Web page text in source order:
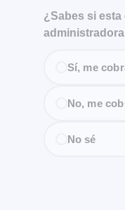
¿Sabes si
Sí, me
No, me
No sé